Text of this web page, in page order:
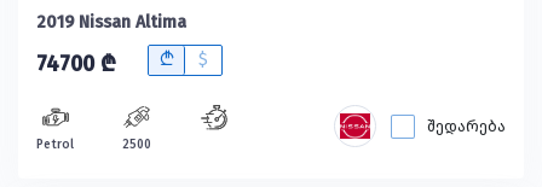
2019 Nissan Altima
74700 ₾ B $
Petrol 2500
შედარება